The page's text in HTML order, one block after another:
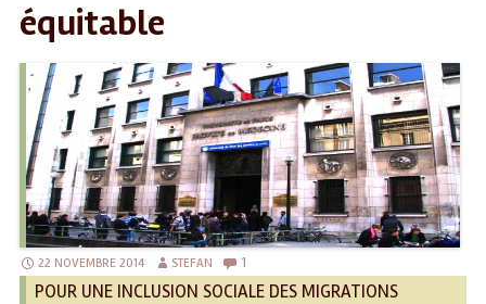
équitable
22 NOVEMBRE 2014 STEFAN 1
POUR UNE INCLUSION SOCIALE DES MIGRATIONS